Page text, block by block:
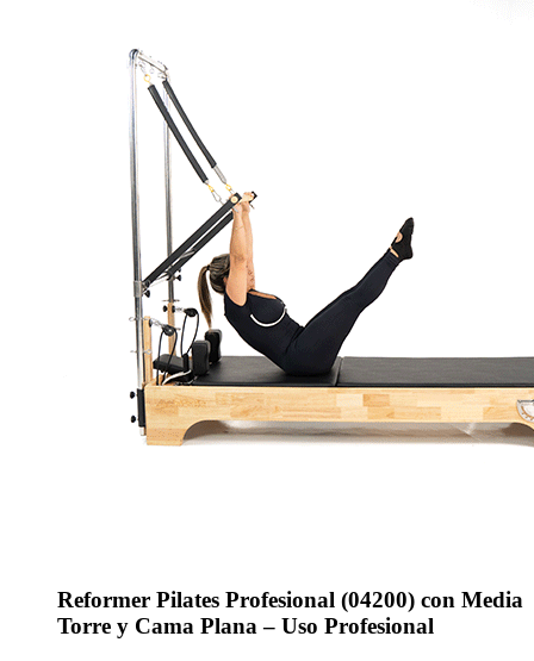
Reformer Pilates Profesional (04200) con Media
Torre y Cama Plana – Uso Profesional